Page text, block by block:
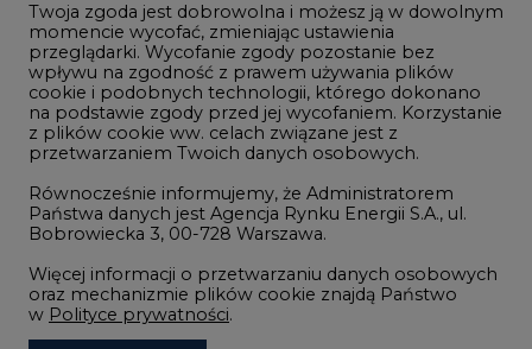
Atom
Fotowoltaika
Offshore wind
Zielone samorządy
Zielona gospodarka
Twoja zgoda jest dobrowolna i możesz ją w dowolnym
momencie wycofać, zmieniając ustawienia
przeglądarki. Wycofanie zgody pozostanie bez
wpływu na zgodność z prawem używania plików
cookie i podobnych technologii, którego dokonano
na podstawie zgody przed jej wycofaniem. Korzystanie
z plików cookie ww. celach związane jest z
przetwarzaniem Twoich danych osobowych.
Równocześnie informujemy, że Administratorem
Państwa danych jest Agencja Rynku Energii S.A., ul.
Bobrowiecka 3, 00-728 Warszawa.
Więcej informacji o przetwarzaniu danych osobowych
oraz mechanizmie plików cookie znajdą Państwo
w Polityce prywatności.